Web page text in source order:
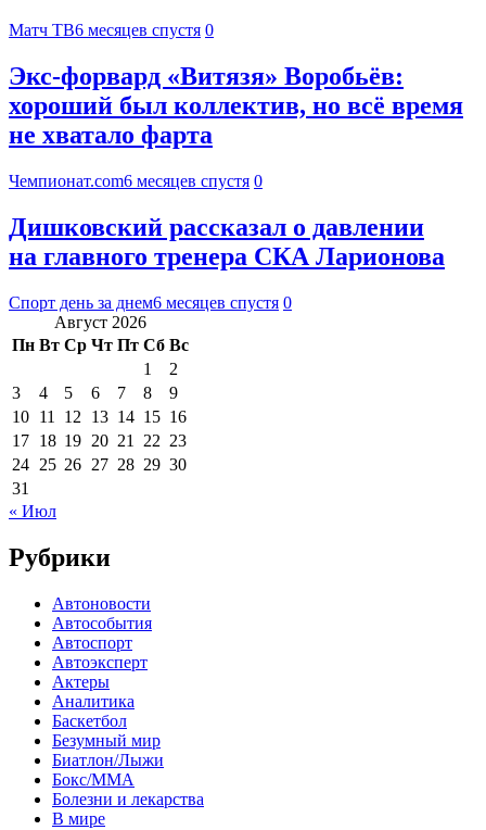
Матч ТВ6 месяцев спустя 0
Экс-форвард «Витязя» Воробьёв:
хороший был коллектив, но всё время
не хватало фарта
Чемпионат.com6 месяцев спустя 0
Дишковский рассказал о давлении
на главного тренера СКА Ларионова
Спорт день за днем6 месяцев спустя 0
Август 2026
Пн Вт Ср Чт Пт Сб Вс
1
2
3
4 5 6 7 8
9
10 11 12 13 14 15 16
17 18 19 20 21 22 23
24 25 26 27 28 29 30
31
« Июл
Рубрики
Автоновости
Автособытия
Автоспорт
Автоэксперт
Актеры
Аналитика
Баскетбол
Безумный мир
Биатлон/Лыжи
Бокс/MMA
Болезни и лекарства
В мире